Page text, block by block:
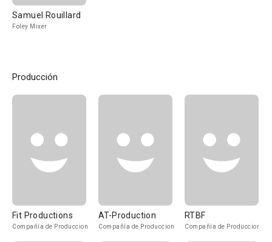
Samuel Rouillard
Foley Mixer
Producción
Fit Productions
Compañía de Produccion
AT-Production
Compañía de Produccion
RTBF
Compañía de Produccion